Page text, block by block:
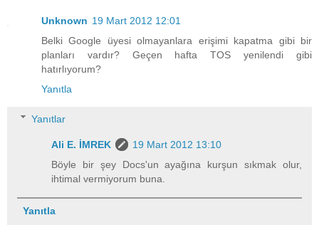
Unknown 19 Mart 2012 12:01
Belki Google üyesi olmayanlara erişimi kapatma gibi bir
planları vardır? Geçen hafta TOS yenilendi gibi
hatırlıyorum?
Yanıtla
Yanıtlar
Ali E. İMREK
19 Mart 2012 13:10
Böyle bir şey Docs'un ayağına kurşun sıkmak olur,
ihtimal vermiyorum buna.
Yanıtla